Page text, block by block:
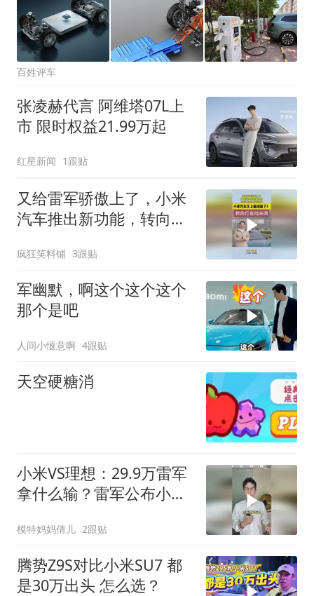
百姓评车
张凌赫代言 阿维塔07L上
市 限时权益21.99万起
红星新闻 1跟贴
又给雷军骄傲上了，小米
汽车推出新功能，转向灯
疯狂笑料铺 3跟贴
军幽默，啊这个这个这个
那个是吧
人间小惬意啊 4跟贴
天空硬糖消
小米VS理想：29.9万雷军
拿什么输？雷军公布小米
模特妈妈倩儿 2跟贴
腾势Z9S对比小米SU7 都
是30万出头 怎么选？